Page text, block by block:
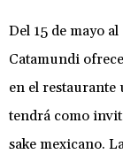
Del 15 de mayo
Catamundi
en el restaurante
tendrá como
sake mexicano.